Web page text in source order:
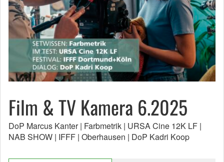
Film & TV Kamera 6.2025
DoP Marcus Kanter | Farbmetrik | URSA Cine 12K LF |
NAB SHOW | IFFF | Oberhausen | DoP Kadri Koop